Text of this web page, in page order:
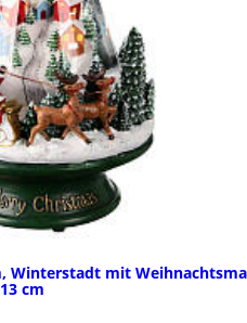
Winterstadt mit
cm